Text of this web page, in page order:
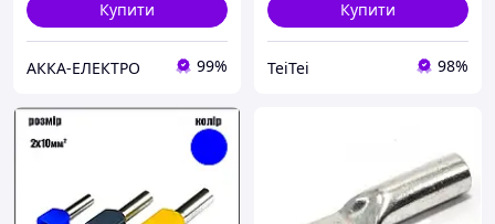
Купити
АККА-ЕЛЕКТРО 99%
Купити
TeiTei 98%